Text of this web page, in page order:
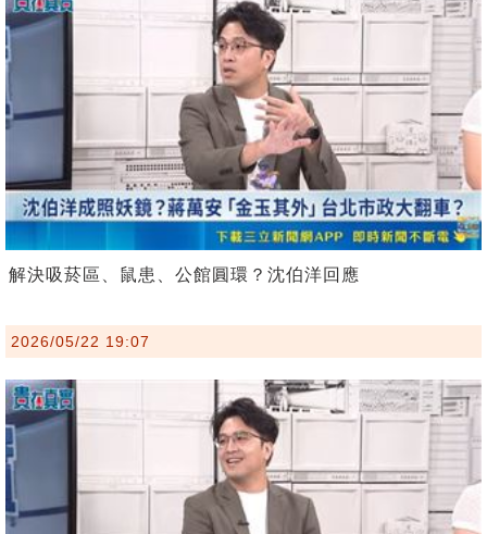
解決吸菸區、鼠患、公館圓環？沈伯洋回應
2026/05/22 19:07